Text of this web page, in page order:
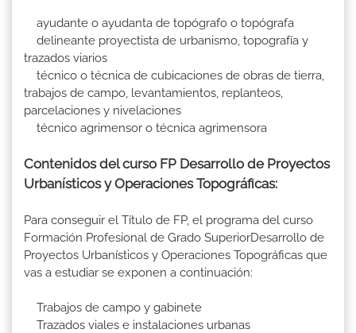
ayudante o ayudanta de topógrafo o topógrafa
delineante proyectista de urbanismo, topografía y
trazados viarios
técnico o técnica de cubicaciones de obras de tierra,
trabajos de campo, levantamientos, replanteos,
parcelaciones y nivelaciones
técnico agrimensor o técnica agrimensora
Contenidos del curso FP Desarrollo de Proyectos
Urbanísticos y Operaciones Topográficas:
Para conseguir el Título de FP, el programa del curso
Formación Profesional de Grado SuperiorDesarrollo de
Proyectos Urbanísticos y Operaciones Topográficas que
vas a estudiar se exponen a continuación:
Trabajos de campo y gabinete
Trazados viales e instalaciones urbanas